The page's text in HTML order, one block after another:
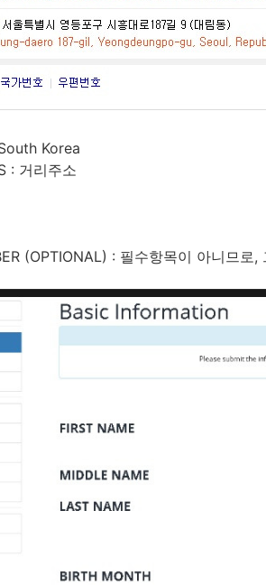
Korea
: 거리주소
(OPTIONAL) : 필수항목이 아니므로,